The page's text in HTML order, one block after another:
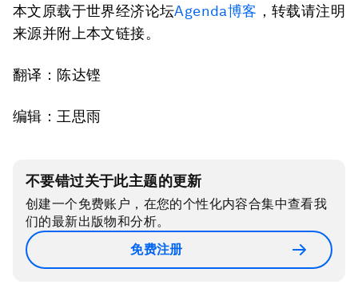
本文原载于世界经济论坛Agenda博客 ，转载请注明
来源并附上本文链接。
翻译：陈达铿
编辑：王思雨
不要错过关于此主题的更新
创建一个免费账户，在您的个性化内容合集中查看我
们的最新出版物和分析。
免费注册